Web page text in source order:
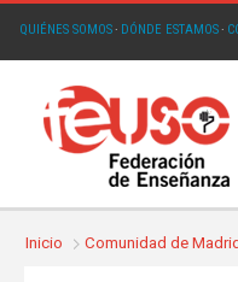
QUIÉNES SOMOS· DÓNDE ESTAMOS·
Inicio Comunidad de Madrid